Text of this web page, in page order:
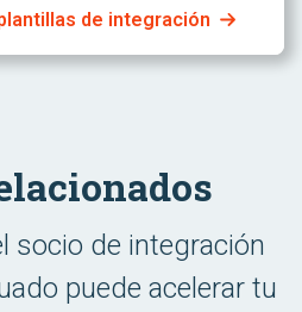
de integración
socio de integración
puede acelerar tu